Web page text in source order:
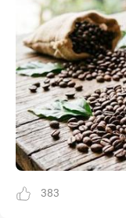
383